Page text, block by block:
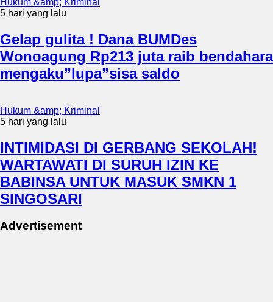
5 hari yang lalu
Gelap gulita ! Dana BUMDes
Wonoagung Rp213 juta raib bendahara
mengaku”lupa”sisa saldo
Hukum &amp; Kriminal
5 hari yang lalu
INTIMIDASI DI GERBANG SEKOLAH!
WARTAWATI DI SURUH IZIN KE
BABINSA UNTUK MASUK SMKN 1
SINGOSARI
Advertisement